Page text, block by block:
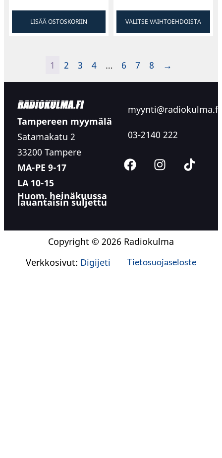
LISÄÄ OSTOSKORIIN VALITSE VAIHTOEHDOISTA
1 2 3 4 … 6 7 8 →
Tampereen myymälä
Satamakatu 2
33200 Tampere
MA-PE 9-17
LA 10-15
Huom. heinäkuussa
lauantaisin suljettu
myynti@radiokulma.fi
03-2140 222
Copyright © 2026 Radiokulma
Verkkosivut: Digijeti Tietosuojaseloste